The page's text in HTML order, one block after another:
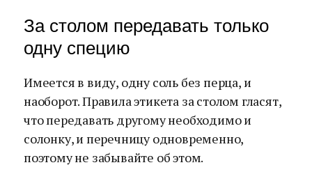
За столом передавать только
одну специю
Имеется в виду, одну соль без перца, и
наоборот. Правила этикета за столом гласят,
что передавать другому необходимо и
солонку, и перечницу одновременно,
поэтому не забывайте об этом.